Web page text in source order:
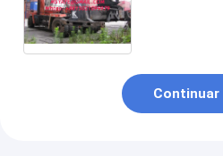
Continuar